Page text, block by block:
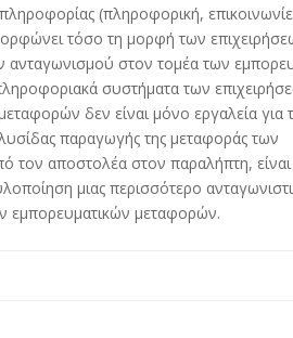
(πληροφορική,
τόσο τη μορφή των
ανταγωνισμού στον τομέα των
συστήματα των
δεν είναι μόνο εργαλεία για
παραγωγής της μεταφοράς των
τον αποστολέα στον παραλήπτη, είναι
μιας περισσότερο
εμπορευματικών μεταφορών.